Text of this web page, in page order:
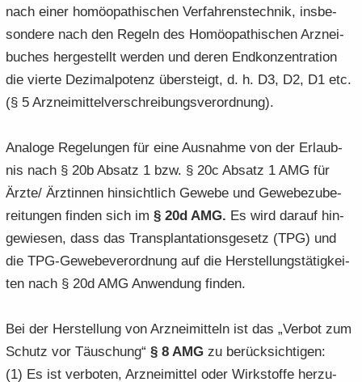
nach einer ho­möo­pa­thi­schen Ver­fah­rens­tech­nik, ins­be­
son­de­re nach den Re­geln des Ho­möo­pa­thi­schen Arz­nei­
bu­ches her­ge­stellt wer­den und deren End­kon­zen­tra­ti­on
die vier­te De­zi­mal­po­tenz über­steigt, d. h. D3, D2, D1 etc.
(§ 5 Arz­nei­mit­tel­ver­schrei­bungs­ver­ord­nung).
Ana­lo­ge Re­ge­lun­gen für eine Aus­nah­me von der Er­laub­
nis nach § 20b Ab­satz 1 bzw. § 20c Ab­satz 1 AMG für
Ärzte/ Ärz­tin­nen hin­sicht­lich Ge­we­be und Ge­we­be­zu­be­
rei­tun­gen fin­den sich im § 20d AMG. Es wird dar­auf hin­
ge­wie­sen, dass das Trans­plan­ta­ti­ons­ge­setz (TPG) und
die TPG-​Gewebeverordnung auf die Her­stel­lungs­tä­tig­kei­
ten nach § 20d AMG An­wen­dung fin­den.
Bei der Her­stel­lung von Arz­nei­mit­teln ist das „Ver­bot zum
Schutz vor Täu­schung“ § 8 AMG zu be­rück­sich­ti­gen:
(1) Es ist ver­bo­ten, Arz­nei­mit­tel oder Wirk­stof­fe her­zu­